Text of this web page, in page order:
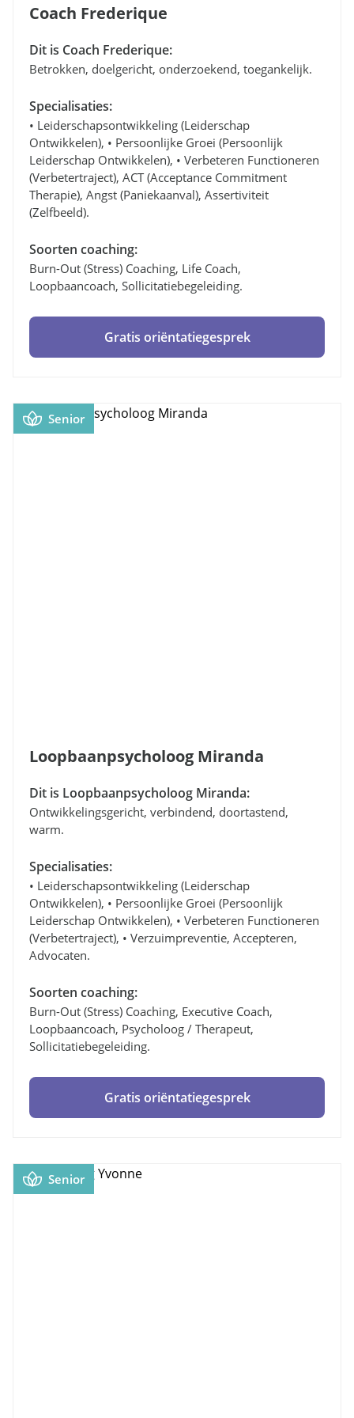
Coach Frederique
Dit is Coach Frederique:
Betrokken, doelgericht, onderzoekend, toegankelijk.
Specialisaties:
• Leiderschapsontwikkeling (leiderschap
Ontwikkelen), • Persoonlijke Groei (persoonlijk
Leiderschap Ontwikkelen), • Verbeteren Functioneren
(verbetertraject), ACT (Acceptance Commitment
Therapie), Angst (paniekaanval), Assertiviteit
(zelfbeeld).
Soorten coaching:
Burn-Out (stress) Coaching, Life Coach,
Loopbaancoach, Sollicitatiebegeleiding.
Gratis oriëntatiegesprek
Senior
Loopbaanpsycholoog Miranda
Dit is Loopbaanpsycholoog Miranda:
Ontwikkelingsgericht, verbindend, doortastend,
warm.
Specialisaties:
• Leiderschapsontwikkeling (leiderschap
Ontwikkelen), • Persoonlijke Groei (persoonlijk
Leiderschap Ontwikkelen), • Verbeteren Functioneren
(verbetertraject), • Verzuimpreventie, Accepteren,
Advocaten.
Soorten coaching:
Burn-Out (stress) Coaching, Executive Coach,
Loopbaancoach, Psycholoog / Therapeut,
Sollicitatiebegeleiding.
Gratis oriëntatiegesprek
Senior